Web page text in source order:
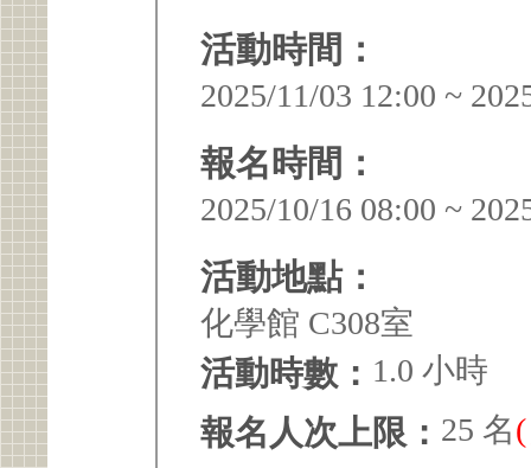
活動時間：
2025/11/03 12:00 ~
報名時間：
2025/10/16 08:00 ~
活動地點：
化學館 C308室
活動時數： 1.0 小時
報名人次上限： 25 名